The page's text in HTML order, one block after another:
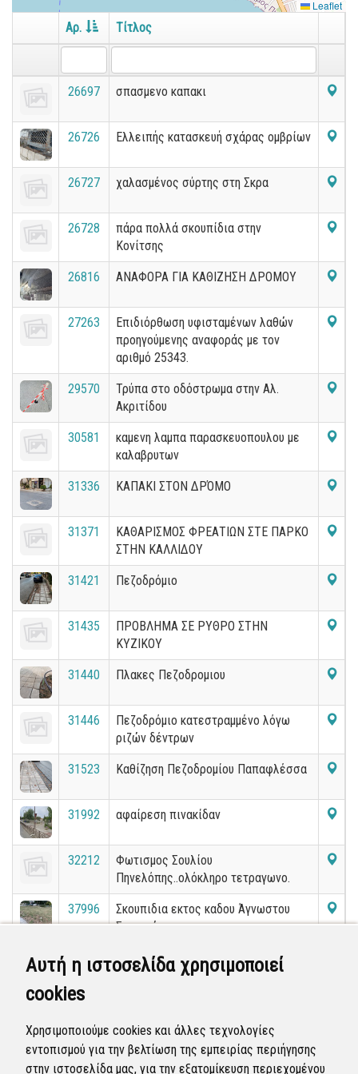
Αυτή η ιστοσελίδα χρησιμοποιεί
cookies
Χρησιμοποιούμε cookies και άλλες τεχνολογίες
εντοπισμού για την βελτίωση της εμπειρίας περιήγησης
στην ιστοσελίδα μας, για την εξατομίκευση περιεχομένου
Leaflet
Αρ. Τίτλος
26697 σπασμενο καπακι
26726 Ελλειπής κατασκευή σχάρας ομβρίων
26727 χαλασμένος σύρτης στη Σκρα
26728
πάρα πολλά σκουπίδια στην
Κονίτσης
26816 ΑΝΑΦΟΡΑ ΓΙΑ ΚΑΘΙΖΗΣΗ ΔΡΟΜΟΥ
27263
Επιδιόρθωση υφισταμένων λαθών
προηγούμενης αναφοράς με τον
αριθμό 25343.
29570
Τρύπα στο οδόστρωμα στην Αλ.
Ακριτίδου
30581
καμενη λαμπα παρασκευοπουλου με
καλαβρυτων
31336 ΚΑΠΑΚΙ ΣΤΟΝ ΔΡΌΜΟ
31371
ΚΑΘΑΡΙΣΜΟΣ ΦΡΕΑΤΙΩΝ ΣΤΕ ΠΑΡΚΟ
ΣΤΗΝ ΚΑΛΛΙΔΟΥ
31421 Πεζοδρόμιο
31435
ΠΡΟΒΛΗΜΑ ΣΕ ΡΥΘΡΟ ΣΤΗΝ
ΚΥΖΙΚΟΥ
31440 Πλακες Πεζοδρομιου
31446
Πεζοδρόμιο κατεστραμμένο λόγω
ριζών δέντρων
31523 Καθίζηση Πεζοδρομίου Παπαφλέσσα
31992 αφαίρεση πινακίδαν
32212
Φωτισμος Σουλίου
Πηνελόπης..ολόκληρο τετραγωνο.
37996
Σκουπιδια εκτος καδου Άγνωστου
Στρατιώτη
41134
Η κολονες δεν αναβουν ολες της Δεη
Ενθ αντιστασεως
παρκάρισμα να τοποθετήσει ο Δήμος
κολωνάκια Χειμωνίδου με
Κιουπτσίδου γωνία